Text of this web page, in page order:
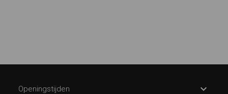
Openingstijden